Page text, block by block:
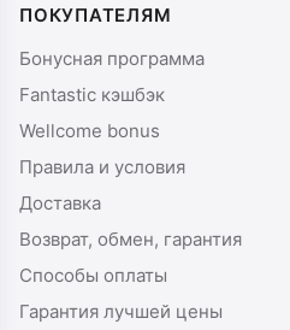
ПОКУПАТЕЛЯМ
Бонусная программа
Fantastic кэшбэк
Wellcome bonus
Правила и условия
Доставка
Возврат, обмен, гарантия
Способы оплаты
Гарантия лучшей цены